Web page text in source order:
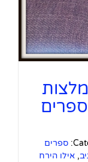
ספרים
, אילו הירח